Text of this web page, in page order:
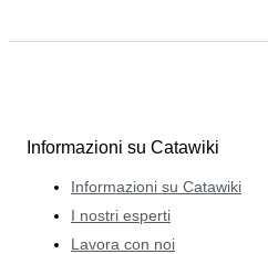
Informazioni su Catawiki
Informazioni su Catawiki
I nostri esperti
Lavora con noi